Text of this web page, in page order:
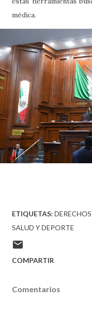
médica.
ETIQUETAS:
SALUD Y DEPORTE
COMPARTIR
Comentarios